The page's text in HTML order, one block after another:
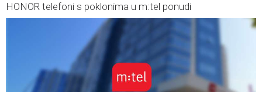
HONOR telefoni s poklonima u m:tel ponudi